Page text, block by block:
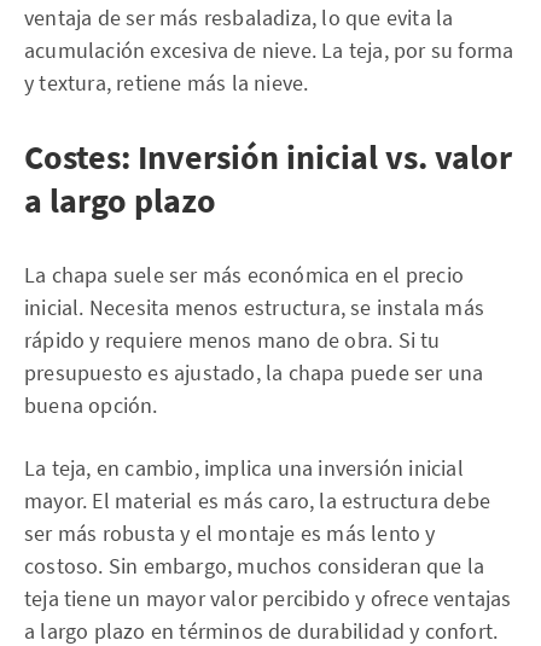
ventaja de ser más resbaladiza, lo que evita la
acumulación excesiva de nieve. La teja, por su forma
y textura, retiene más la nieve.
Costes: Inversión inicial vs. valor
a largo plazo
La chapa suele ser más económica en el precio
inicial. Necesita menos estructura, se instala más
rápido y requiere menos mano de obra. Si tu
presupuesto es ajustado, la chapa puede ser una
buena opción.
La teja, en cambio, implica una inversión inicial
mayor. El material es más caro, la estructura debe
ser más robusta y el montaje es más lento y
costoso. Sin embargo, muchos consideran que la
teja tiene un mayor valor percibido y ofrece ventajas
a largo plazo en términos de durabilidad y confort.